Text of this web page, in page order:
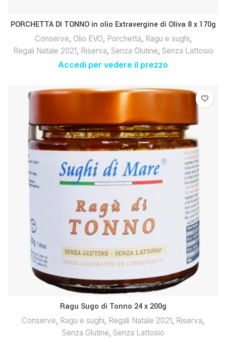
PORCHETTA DI TONNO in olio Extravergine di Oliva 8 x 170g
Conserve, Olio EVO, Porchetta, Ragu e sughi,
Regali Natale 2021, Riserva, Senza Glutine, Senza Lattosio
Accedi per vedere il prezzo
Ragu Sugo di Tonno 24 x 200g
Conserve, Ragu e sughi, Regali Natale 2021, Riserva,
Senza Glutine, Senza Lattosio